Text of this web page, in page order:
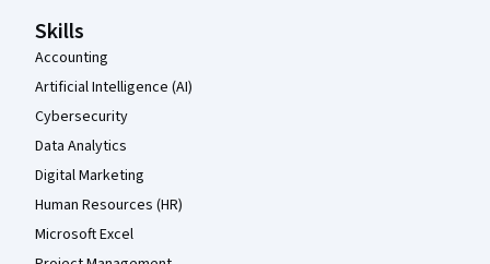
Skills
Accounting
Artificial Intelligence (AI)
Cybersecurity
Data Analytics
Digital Marketing
Human Resources (HR)
Microsoft Excel